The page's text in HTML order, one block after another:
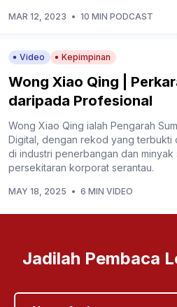
MAR 12, 2023 • 10 MIN PODCAST
Video Kepimpinan
Wong Xiao Qing |
daripada Profesional
Wong Xiao Qing ialah Pengarah
Digital, dengan rekod yang terbukti
di industri penerbangan dan minyak
persekitaran korporat serantau.
MAY 18, 2025 • 6 MIN VIDEO
Jadilah Pembaca